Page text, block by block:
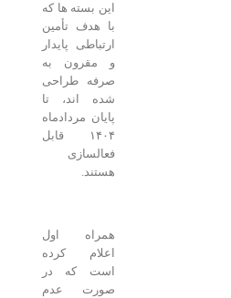
این بسته ها که
با هدف تأمین
ارتباطی پایدار
و مقرون به
صرفه طراحی
شده اند، تا
پایان مردادماه
۱۴۰۴ قابل
فعالسازی
هستند.
همراه اول
اعلام کرده
است که در
صورت عدم